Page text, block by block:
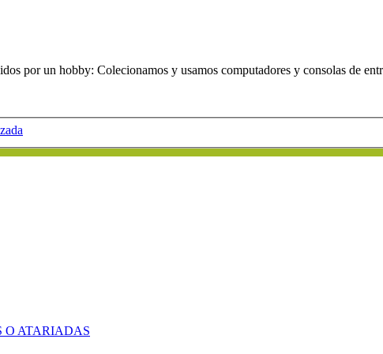
por un hobby: Colecionamos y usamos computadores y consolas de
O ATARIADAS